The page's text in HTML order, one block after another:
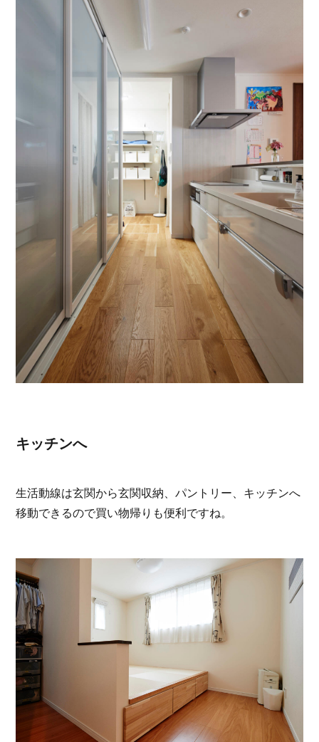
キッチンへ
生活動線は玄関から玄関収納、パントリー、キッチンへ
移動できるので買い物帰りも便利ですね。